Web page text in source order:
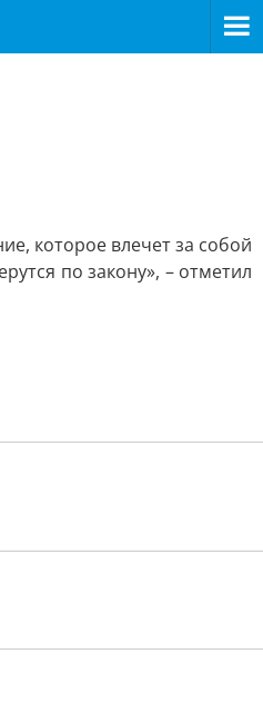
которое влечет за собой
по закону», – отметил